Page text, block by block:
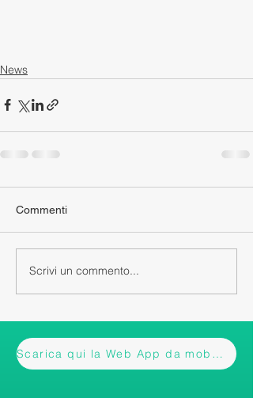
News
Commenti
Scrivi un commento...
Scarica qui la Web App da mobile